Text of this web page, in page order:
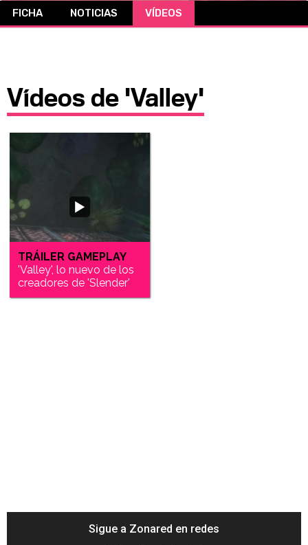
FICHA NOTICIAS VÍDEOS
Vídeos de 'Valley'
TRÁILER GAMEPLAY
'Valley', lo nuevo de los
creadores de 'Slender'
Sigue a Zonared en redes